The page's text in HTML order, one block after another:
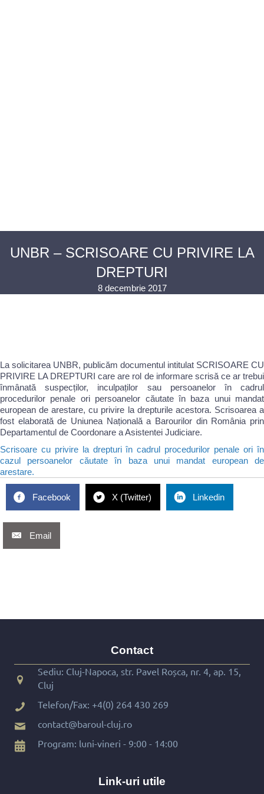
UNBR – SCRISOARE CU PRIVIRE LA
DREPTURI
8 decembrie 2017
La solicitarea UNBR, publicăm documentul intitulat SCRISOARE CU
PRIVIRE LA DREPTURI care are rol de informare scrisă ce ar trebui
înmânată suspecților, inculpaților sau persoanelor în cadrul
procedurilor penale ori persoanelor căutate în baza unui mandat
european de arestare, cu privire la drepturile acestora. Scrisoarea a
fost elaborată de Uniunea Națională a Barourilor din România prin
Departamentul de Coordonare a Asistentei Judiciare.
Scrisoare cu privire la drepturi în cadrul procedurilor penale ori în
cazul persoanelor căutate în baza unui mandat european de
arestare.
Facebook X (Twitter) Linkedin
Email
Contact
Sediu: Cluj-Napoca, str. Pavel Roșca, nr. 4, ap. 15,
Cluj
Telefon/Fax: +4(0) 264 430 269
contact@baroul-cluj.ro
Program: luni-vineri - 9:00 - 14:00
Link-uri utile